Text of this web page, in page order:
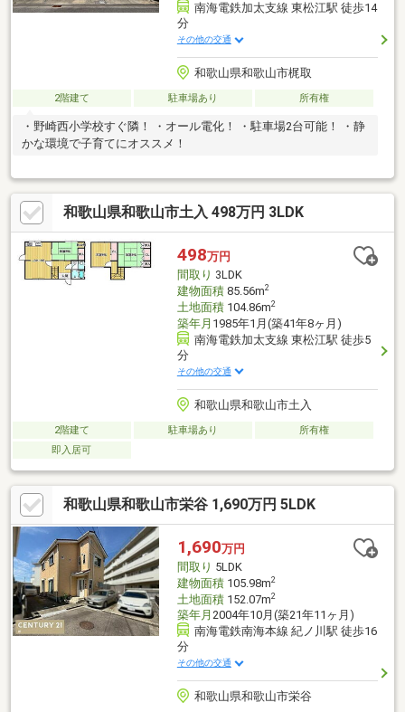
南海電鉄加太支線 東松江駅 徒歩14
分
その他の交通
和歌山県和歌山市梶取
2階建て 駐車場あり 所有権
・野崎西小学校すぐ隣！ ・オール電化！ ・駐車場2台可能！ ・静
かな環境で子育てにオススメ！
和歌山県和歌山市土入 498万円 3LDK
498万円
間取り 3LDK
建物面積85.56m2
土地面積104.86m2
築年月 1985年1月(築41年8ヶ月)
南海電鉄加太支線 東松江駅 徒歩5
分
その他の交通
和歌山県和歌山市土入
2階建て 駐車場あり
所有権
即入居可
和歌山県和歌山市栄谷 1,690万円 5LDK
1,690万円
間取り 5LDK
建物面積105.98m2
土地面積152.07m2
築年月 2004年10月(築21年11ヶ月)
南海電鉄南海本線 紀ノ川駅 徒歩16
分
その他の交通
和歌山県和歌山市栄谷